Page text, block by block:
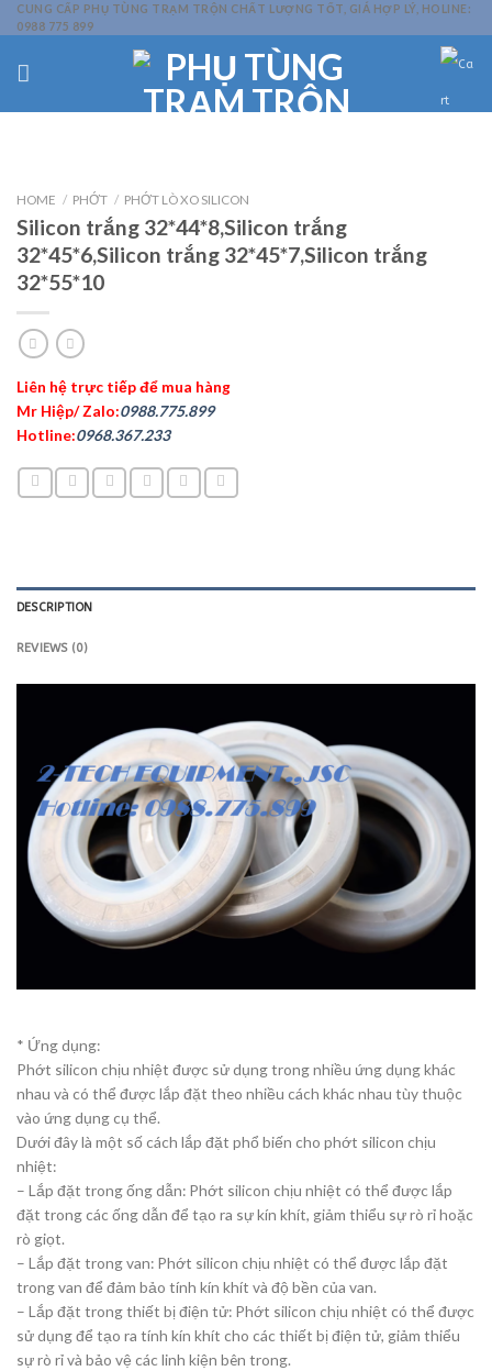
Skip
to
CUNG CẤP PHỤ TÙNG TRẠM TRỘN CHẤT LƯỢNG TỐT, GIÁ HỢP LÝ, HOLINE:
0988 775 899
HOME / PHỚT / PHỚT LÒ XO SILICON
Silicon trắng 32*44*8,Silicon trắng
32*45*6,Silicon trắng 32*45*7,Silicon trắng
32*55*10
Liên hệ trực tiếp để mua hàng
Mr Hiệp/ Zalo:0988.775.899
Hotline:0968.367.233
DESCRIPTION
REVIEWS (0)
* Ứng dụng:
Phớt silicon chịu nhiệt được sử dụng trong nhiều ứng dụng khác
nhau và có thể được lắp đặt theo nhiều cách khác nhau tùy thuộc
vào ứng dụng cụ thể.
Dưới đây là một số cách lắp đặt phổ biến cho phớt silicon chịu
nhiệt:
– Lắp đặt trong ống dẫn: Phớt silicon chịu nhiệt có thể được lắp
đặt trong các ống dẫn để tạo ra sự kín khít, giảm thiểu sự rò rỉ hoặc
rò giọt.
– Lắp đặt trong van: Phớt silicon chịu nhiệt có thể được lắp đặt
trong van để đảm bảo tính kín khít và độ bền của van.
– Lắp đặt trong thiết bị điện tử: Phớt silicon chịu nhiệt có thể được
sử dụng để tạo ra tính kín khít cho các thiết bị điện tử, giảm thiểu
sự rò rỉ và bảo vệ các linh kiện bên trong.